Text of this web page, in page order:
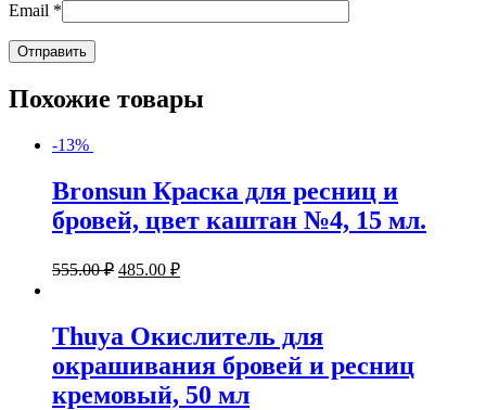
Email *
Похожие товары
-13%
Bronsun Краска для ресниц и
бровей, цвет каштан №4, 15 мл.
555.00₽ 485.00 ₽
Thuya Окислитель для
окрашивания бровей и ресниц
кремовый, 50 мл